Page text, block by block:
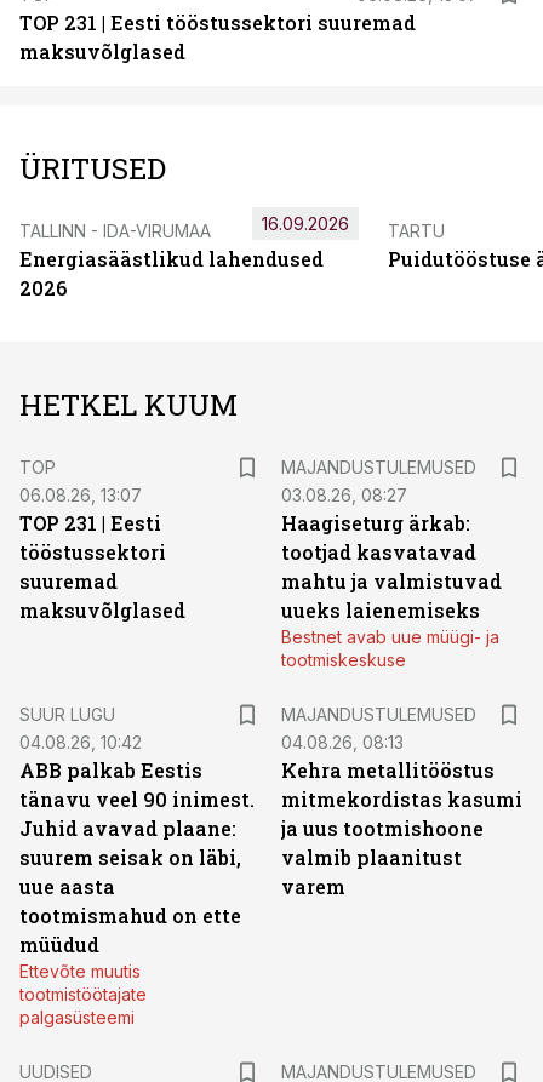
TOP 231 | Eesti tööstussektori suuremad
maksuvõlglased
ÜRITUSED
TALLINN - IDA-VIRUMAA
Energiasäästlikud lahendused
2026
16.09.2026 TARTU
Puidutööstuse
HETKEL KUUM
TOP
06.08.26, 13:07
TOP 231 | Eesti
tööstussektori
suuremad
maksuvõlglased
MAJANDUSTULEMUSED
03.08.26, 08:27
Haagiseturg ärkab:
tootjad kasvatavad
mahtu ja valmistuvad
uueks laienemiseks
Bestnet avab uue müügi- ja
tootmiskeskuse
SUUR LUGU
04.08.26, 10:42
ABB palkab Eestis
tänavu veel 90 inimest.
Juhid avavad plaane:
suurem seisak on läbi,
uue aasta
tootmismahud on ette
müüdud
Ettevõte muutis
tootmistöötajate
palgasüsteemi
MAJANDUSTULEMUSED
04.08.26, 08:13
Kehra metallitööstus
mitmekordistas kasumi
ja uus tootmishoone
valmib plaanitust
varem
UUDISED MAJANDUSTULEMUSED